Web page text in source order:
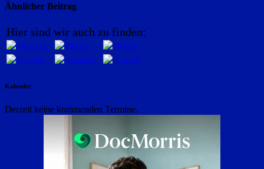
Ähnlicher Beitrag
Hier sind wir auch zu finden:
Kalender
Derzeit keine kommenden Termine.